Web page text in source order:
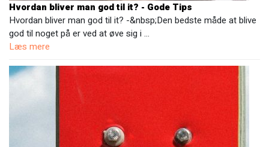
Hvordan bliver man god til it? - Gode Tips
Hvordan bliver man god til it? -&nbsp;Den bedste måde at blive
god til noget på er ved at øve sig i …
Læs mere